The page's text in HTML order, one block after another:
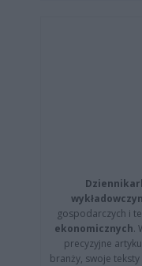
gospodarczych i
ekonomicznych.
precyzyjne
branży, swoje